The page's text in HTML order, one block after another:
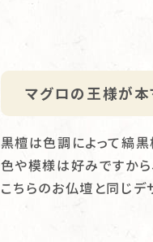
マグロの王様が本
黒檀は色調によって縞黒
色や模様は好みですか
こちらのお仏壇と同じデ